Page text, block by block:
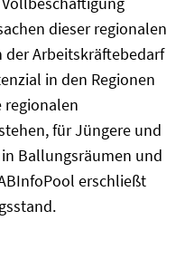
dieser regionalen
der Arbeitskräftebedarf
in den Regionen
regionalen
für Jüngere und
Ballungsräumen und
InfoPool erschließt